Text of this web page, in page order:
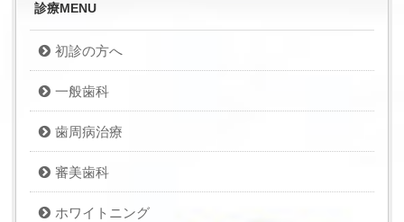
診療MENU
初診の方へ
一般歯科
歯周病治療
審美歯科
ホワイトニング